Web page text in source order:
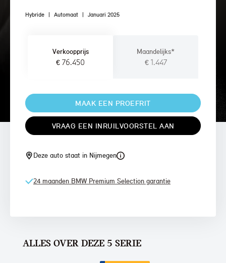
Hybride | Automaat | Januari 2025
Verkoopprijs
€ 76.450
Maandelijks*
€ 1.447
MAAK EEN PROEFRIT
VRAAG EEN INRUILVOORSTEL AAN
Deze auto staat in Nijmegen
24 maanden BMW Premium Selection garantie
ALLES OVER DEZE 5 SERIE